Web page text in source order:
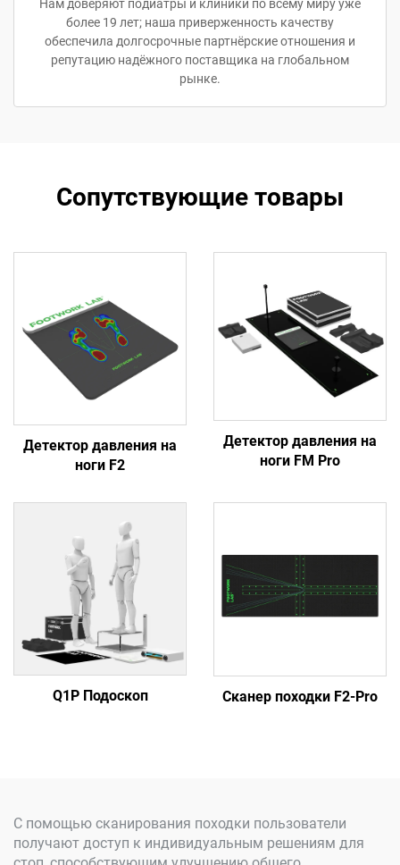
Нам доверяют подиатры и клиники по всему миру уже
более 19 лет; наша приверженность качеству
обеспечила долгосрочные партнёрские отношения и
репутацию надёжного поставщика на глобальном
рынке.
Сопутствующие товары
Детектор давления на
ноги F2
Детектор давления на
ноги FM Pro
Q1P Подоскоп Сканер походки F2-Pro
С помощью сканирования походки пользователи
получают доступ к индивидуальным решениям для